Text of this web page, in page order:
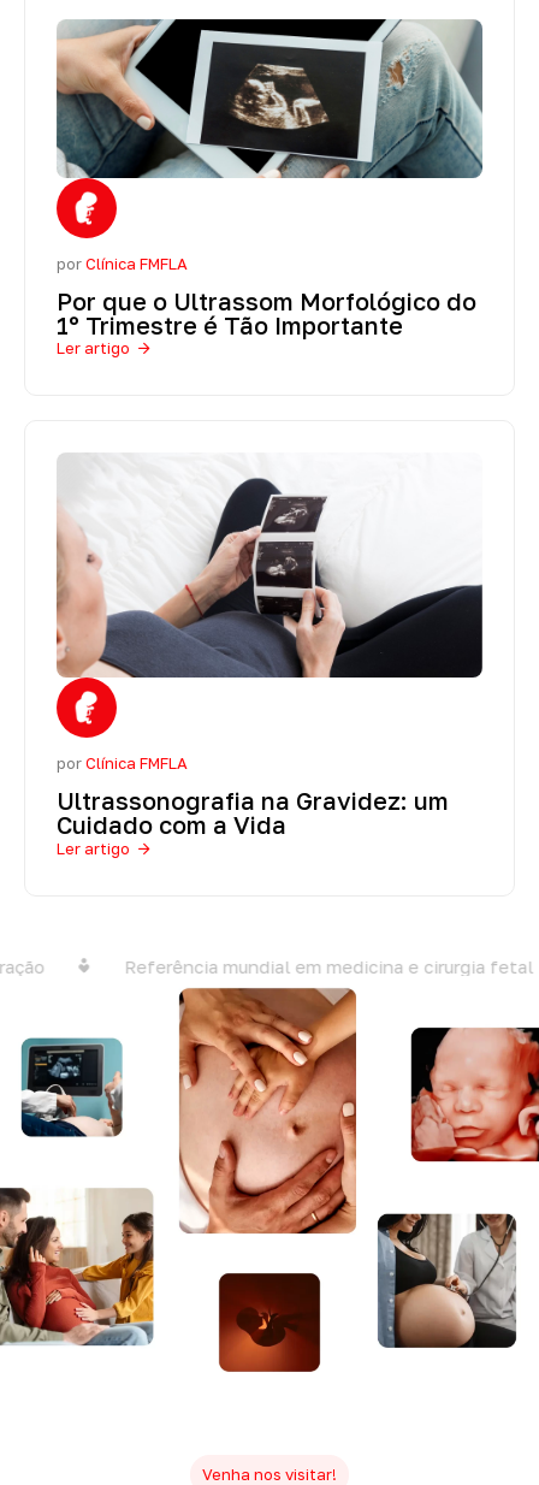
porClínica FMFLA
Por que o Ultrassom Morfológico do
1º Trimestre é Tão Importante
Ler artigo
porClínica FMFLA
Ultrassonografia na Gravidez: um
Cuidado com a Vida
Ler artigo
Referência mundial em medicina e cirurgia fetal
Venha nos visitar!